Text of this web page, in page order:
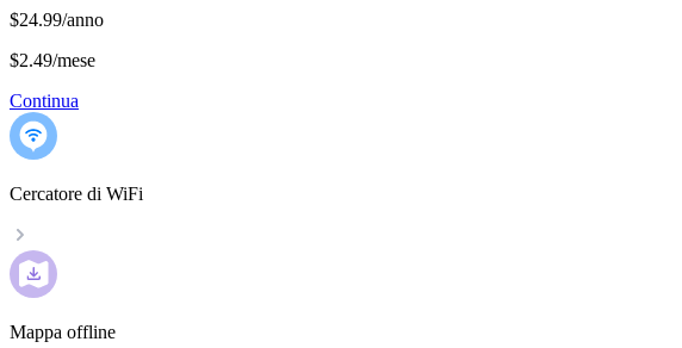
$24.99/anno
$2.49/mese
Continua
Cercatore di WiFi
Mappa offline